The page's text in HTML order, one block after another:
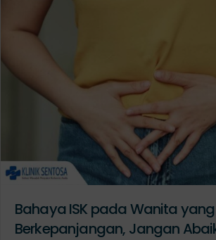
Bahaya ISK pada Wanita yang
Berkepanjangan, Jangan